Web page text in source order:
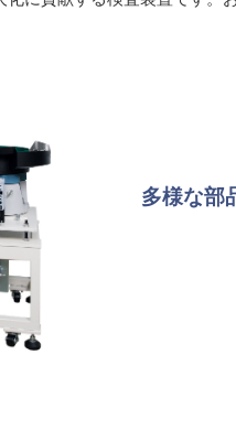
多様な部